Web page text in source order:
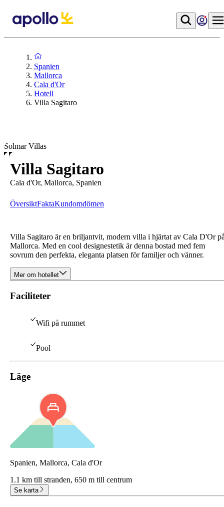
Spanien
Mallorca
Cala d'Or
Hotell
Villa Sagitaro
Solmar Villas
Villa Sagitaro
Cala d'Or, Mallorca, Spanien
ÖversiktFaktaKundomdömen
Villa Sagitaro är en briljantvit, modern villa i hjärtat av Cala D'Or
Mallorca. Med en cool designestetik är denna bostad med fem
sovrum den perfekta, eleganta platsen för familjer och vänner.
Mer om hotellet
Faciliteter
Wifi på rummet
Pool
Läge
Spanien, Mallorca, Cala d'Or
1.1 km till stranden, 650 m till centrum
Se karta